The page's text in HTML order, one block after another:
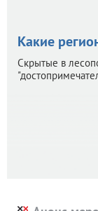
Какие
Скрытые в